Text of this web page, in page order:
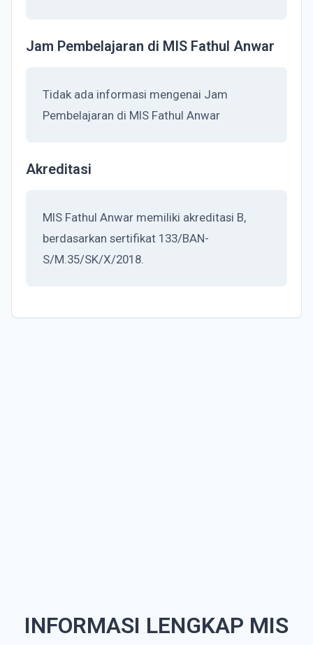
Jam Pembelajaran di MIS Fathul Anwar
Tidak ada informasi mengenai Jam
Pembelajaran di MIS Fathul Anwar
Akreditasi
MIS Fathul Anwar memiliki akreditasi B,
berdasarkan sertifikat 133/BAN-
S/M.35/SK/X/2018.
INFORMASI LENGKAP MIS